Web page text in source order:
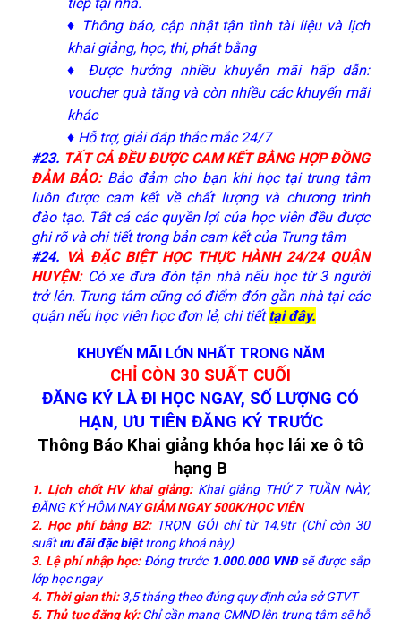
tiếp tại nhà.
♦ Thông báo, cập nhật tận tình tài liệu và lịch
khai giảng, học, thi, phát bằng
♦ Được hưởng nhiều khuyễn mãi hấp dẫn:
voucher quà tặng và còn nhiều các khuyến mãi
khác
♦ Hỗ trợ, giải đáp thắc mắc 24/7
#23. TẤT CẢ ĐỀU ĐƯỢC CAM KẾT BẰNG HỢP ĐỒNG
ĐẢM BẢO: Bảo đảm cho bạn khi học tại trung tâm
luôn được cam kết về chất lượng và chương trình
đào tạo. Tất cả các quyền lợi của học viên đều được
ghi rõ và chi tiết trong bản cam kết của Trung tâm
#24. VÀ ĐẶC BIỆT HỌC THỰC HÀNH 24/24 QUẬN
HUYỆN: Có xe đưa đón tận nhà nếu học từ 3 người
trở lên. Trung tâm cũng có điểm đón gần nhà tại các
quận nếu học viên học đơn lẻ, chi tiết tại đây.
KHUYẾN MÃI LỚN NHẤT TRONG NĂM
CHỈ CÒN 30 SUẤT CUỐI
ĐĂNG KÝ LÀ ĐI HỌC NGAY, SỐ LƯỢNG CÓ
HẠN, ƯU TIÊN ĐĂNG KÝ TRƯỚC
Thông Báo Khai giảng khóa học lái xe ô tô
hạng B
1. Lịch chốt HV khai giảng:Khai giảng THỨ 7 TUẦN NÀY,
ĐĂNG KÝ HÔM NAY GIẢM NGAY 500K/HỌC VIÊN
2. Học phí bằng B2: TRỌN GÓI chỉ từ 14,9tr (Chỉ còn 30
suấtưu đãi đặc biệt trong khoá này)
3. Lệ phí nhập học: Đóng trước 1.000.000 VNĐsẽ được sắp
lớp học ngay
4. Thời gian thi:3,5 tháng theo đúng quy định của sở GTVT
5. Thủ tục đăng ký:Chỉ cần mang CMND lên trung tâm sẽ hỗ